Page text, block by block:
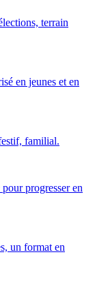
terrain
en jeunes et en
familial.
progresser en
un format en